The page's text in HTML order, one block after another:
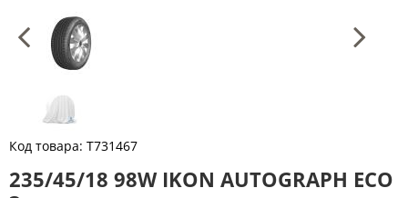
Код товара: T731467
235/45/18 98W IKON AUTOGRAPH ECO